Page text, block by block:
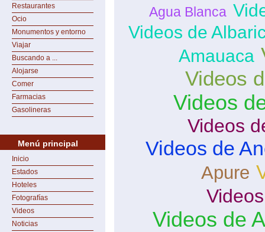
Restaurantes
Ocio
Monumentos y entorno
Viajar
Buscando a ...
Alojarse
Comer
Farmacias
Gasolineras
Menú principal
Inicio
Estados
Hoteles
Fotografías
Videos
Noticias
Agua Blanca
Videos de
Amauaca
Videos
Videos
Videos
Videos de
Apure
Videos de